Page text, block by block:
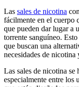
Las sales de nicotina
fácilmente en el cuerpo
que pueden dar lugar a
torrente sanguíneo.
que buscan una
necesidades de nicotina
Las sales de nicotina se
especialmente entre los